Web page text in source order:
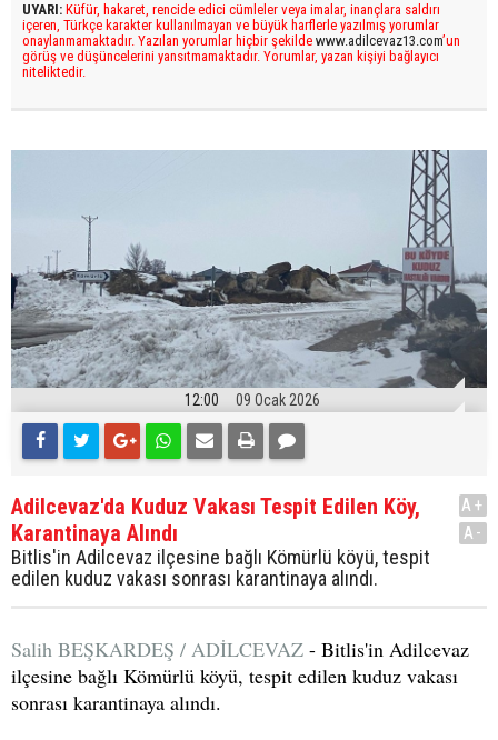
UYARI: Küfür, hakaret, rencide edici cümleler veya imalar, inançlara saldırı
içeren, Türkçe karakter kullanılmayan ve büyük harflerle yazılmış yorumlar
onaylanmamaktadır. Yazılan yorumlar hiçbir şekilde www.adilcevaz13.com’un
görüş ve düşüncelerini yansıtmamaktadır. Yorumlar, yazan kişiyi bağlayıcı
niteliktedir.
12:00 09 Ocak 2026
Adilcevaz'da Kuduz Vakası Tespit Edilen Köy,
Karantinaya Alındı
Bitlis'in Adilcevaz ilçesine bağlı Kömürlü köyü, tespit
edilen kuduz vakası sonrası karantinaya alındı.
A+
A-
Salih BEŞKARDEŞ / ADİLCEVAZ - Bitlis'in Adilcevaz
ilçesine bağlı Kömürlü köyü, tespit edilen kuduz vakası
sonrası karantinaya alındı.